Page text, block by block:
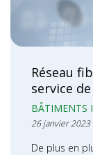
Réseau
service
BÂTIMENTS
26 janvier 2023
De plus en